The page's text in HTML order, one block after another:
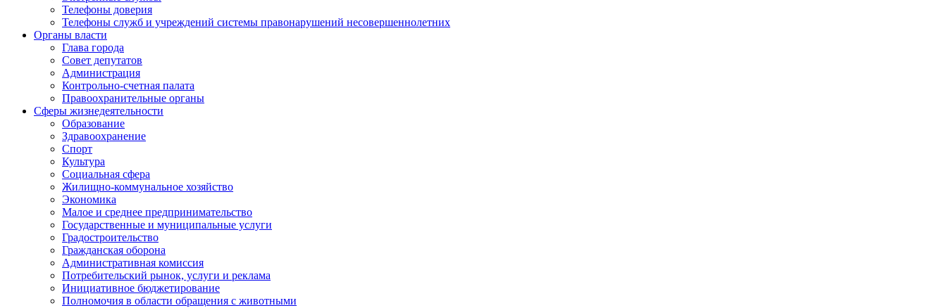
Телефоны доверия
Телефоны служб и учреждений системы правонарушений несовершеннолетних
Органы власти
Глава города
Совет депутатов
Администрация
Контрольно-счетная палата
Правоохранительные органы
Сферы жизнедеятельности
Образование
Здравоохранение
Спорт
Культура
Социальная сфера
Жилищно-коммунальное хозяйство
Экономика
Малое и среднее предпринимательство
Государственные и муниципальные услуги
Градостроительство
Гражданская оборона
Административная комиссия
Потребительский рынок, услуги и реклама
Инициативное бюджетирование
Полномочия в области обращения с животными